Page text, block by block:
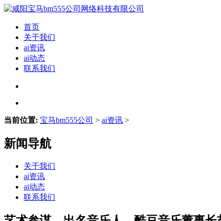
首页
关于我们
ai资讯
ai动态
联系我们
当前位置: 宝马bm555公司 > ai资讯 >
新闻导航
关于我们
ai资讯
ai动态
联系我们